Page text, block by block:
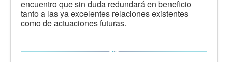
encuentro que sin duda redundará en beneficio
tanto a las ya excelentes relaciones existentes
como de actuaciones futuras.